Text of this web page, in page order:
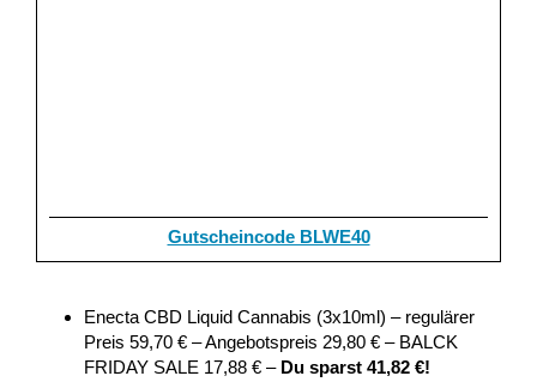
Gutscheincode BLWE40
Enecta CBD Liquid Cannabis (3x10ml) – regulärer
Preis 59,70 € – Angebotspreis 29,80 € – BALCK
FRIDAY SALE 17,88 € – Du sparst 41,82 €!